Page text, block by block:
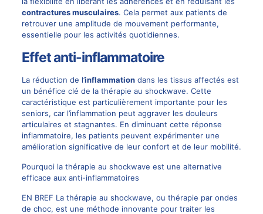
contractures musculaires. Cela permet aux patients de
retrouver une amplitude de mouvement performante,
essentielle pour les activités quotidiennes.
Effet anti-inflammatoire
La réduction de l’inflammationdans les tissus affectés est
un bénéfice clé de la thérapie au shockwave. Cette
caractéristique est particulièrement importante pour les
seniors, car l’inflammation peut aggraver les douleurs
articulaires et stagnantes. En diminuant cette réponse
inflammatoire, les patients peuvent expérimenter une
amélioration significative de leur confort et de leur mobilité.
Pourquoi la thérapie au shockwave est une alternative
efficace aux anti-inflammatoires
EN BREF La thérapie au shockwave, ou thérapie par ondes
de choc, est une méthode innovante pour traiter les